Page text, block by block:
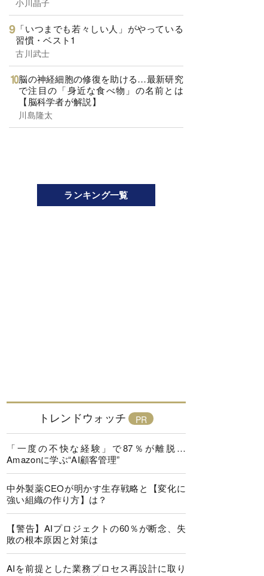
小川晶子
「いつまでも若々しい人」がやっている
習慣・ベスト1
古川武士
脳の神経細胞の修復を助ける…最新研究
で注目の「身近な食べ物」の名前とは
【脳科学者が解説】
川島隆太
ランキング一覧
トレンドウォッチ
「一度の不快な経験」で87％が離脱…
Amazonに学ぶ“AI顧客管理”
中外製薬CEOが明かす生存戦略と【変化に
強い組織の作り方】は？
【警告】AIプロジェクトの60％が断念、失
敗の根本原因と対策は
AIを前提とした業務プロセス再設計に取り